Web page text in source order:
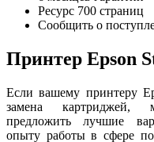
Ресурс 700 страниц
Сообщить о
Принтер Epson
Если вашему принтеру
замена
предложить лучшие
опыту работы в сфере